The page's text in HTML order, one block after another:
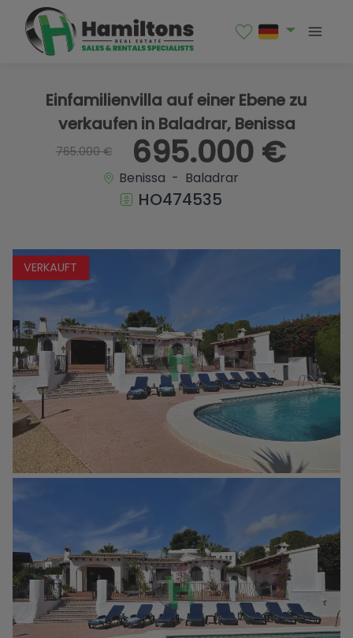
Einfamilienvilla auf einer Ebene zu
verkaufen in Baladrar, Benissa
765.000 € 695.000 €
Benissa - Baladrar
HO474535
VERKAUFT
1 / 26